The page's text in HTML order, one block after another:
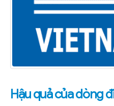
Hậu quả của dòng